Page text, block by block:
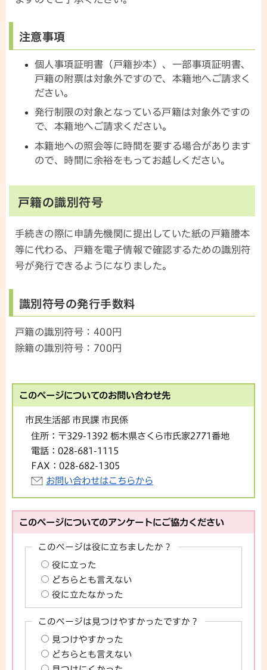
注意事項
個人事項証明書（戸籍抄本）、一部事項証明書、
戸籍の附票は対象外ですので、本籍地へご請求く
ださい。
発行制限の対象となっている戸籍は対象外ですの
で、本籍地へご請求ください。
本籍地への照会等に時間を要する場合があります
ので、時間に余裕をもってお越しください。
戸籍の識別符号
手続きの際に申請先機関に提出していた紙の戸籍謄本
等に代わる、戸籍を電子情報で確認するための識別符
号が発行できるようになりました。
識別符号の発行手数料
戸籍の識別符号：400円
除籍の識別符号：700円
このページについてのお問い合わせ先
市民生活部 市民課 市民係
住所： 〒329-1392 栃木県さくら市氏家2771番地
電話： 028-681-1115
FAX： 028-682-1305
お問い合わせはこちらから
このページについてのアンケートにご協力ください
このページは役に立ちましたか？
役に立った
どちらとも言えない
役に立たなかった
このページは見つけやすかったですか？
見つけやすかった
どちらとも言えない